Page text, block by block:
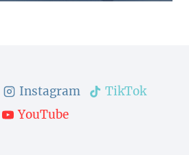
Instagram
TikTok
YouTube